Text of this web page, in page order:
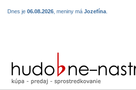
Dnes je 06.08.2026 , meniny má Jozefína